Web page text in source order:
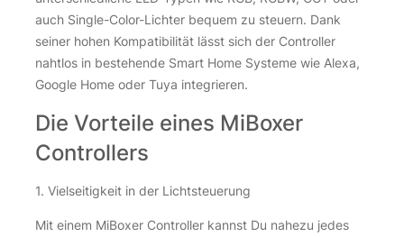
auch Single-Color-Lichter bequem zu steuern. Dank
seiner hohen Kompatibilität lässt sich der Controller
nahtlos in bestehende Smart Home Systeme wie Alexa,
Google Home oder Tuya integrieren.
Die Vorteile eines MiBoxer
Controllers
1. Vielseitigkeit in der Lichtsteuerung
Mit einem MiBoxer Controller kannst Du nahezu jedes